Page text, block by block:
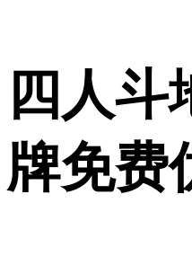
四人斗
牌免费